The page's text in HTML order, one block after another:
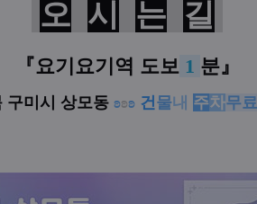
오 시 는 길
『요기요기역 도보 1 분』
구미시 상모동 ʚʚʚ 건 물내 주차무료